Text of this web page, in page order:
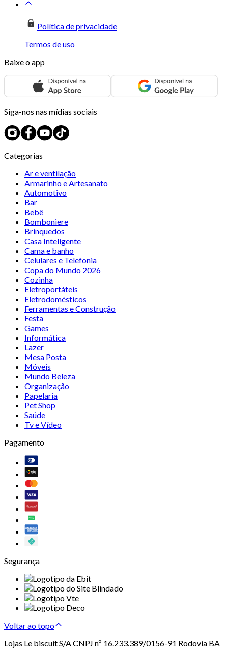
Política de privacidade
Termos de uso
Baixe o app
Siga-nos nas mídias sociais
Categorias
Ar e ventilação
Armarinho e Artesanato
Automotivo
Bar
Bebê
Bomboniere
Brinquedos
Casa Inteligente
Cama e banho
Celulares e Telefonia
Copa do Mundo 2026
Cozinha
Eletroportáteis
Eletrodomésticos
Ferramentas e Construção
Festa
Games
Informática
Lazer
Mesa Posta
Móveis
Mundo Beleza
Organização
Papelaria
Pet Shop
Saúde
Tv e Vídeo
Pagamento
Segurança
Voltar ao topo
Lojas Le biscuit S/A CNPJ nº 16.233.389/0156-91 Rodovia BA